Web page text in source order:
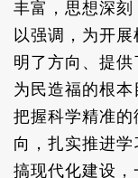
丰富，思想深
以强调，为开
明了方向、提
为民造福的根本
把握科学精准
向，扎实推进
搞现代化建设